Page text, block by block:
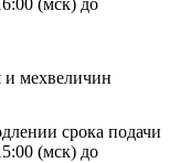
(мск) до
и мехвеличин
срока подачи
(мск) до